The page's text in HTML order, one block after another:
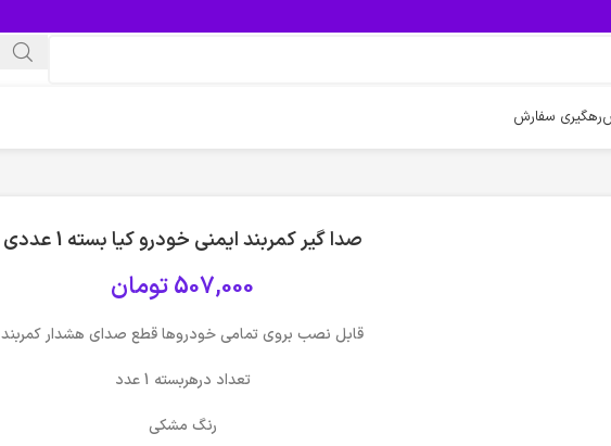
رهگیری سفارش
صدا گیر کمربند ایمنی خودرو کیا بسته 1 عددی
507,000تومان
قابل نصب بروی تمامی خودروها قطع صدای هشدار کمربند
تعداد درهربسته 1 عدد
رنگ مشکی